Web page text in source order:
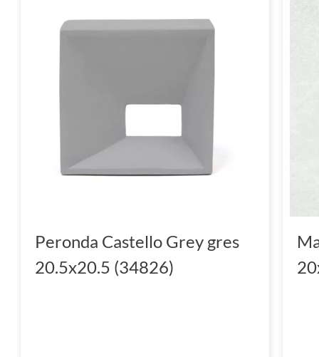
Peronda Castello Grey gres
20.5x20.5 (34826)